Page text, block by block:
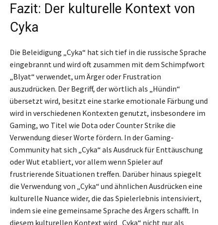
Fazit: Der kulturelle Kontext von
Cyka
Die Beleidigung „Cyka“ hat sich tief in die russische Sprache
eingebrannt und wird oft zusammen mit dem Schimpfwort
„Blyat“ verwendet, um Ärger oder Frustration
auszudrücken. Der Begriff, der wörtlich als „Hündin“
übersetzt wird, besitzt eine starke emotionale Färbung und
wird in verschiedenen Kontexten genutzt, insbesondere im
Gaming, wo Titel wie Dota oder Counter Strike die
Verwendung dieser Worte fördern. In der Gaming-
Community hat sich „Cyka“ als Ausdruck für Enttäuschung
oder Wut etabliert, vor allem wenn Spieler auf
frustrierende Situationen treffen. Darüber hinaus spiegelt
die Verwendung von „Cyka“ und ähnlichen Ausdrücken eine
kulturelle Nuance wider, die das Spielerlebnis intensiviert,
indem sie eine gemeinsame Sprache des Ärgers schafft. In
diesem kulturellen Kontext wird „Cyka“ nicht nur als